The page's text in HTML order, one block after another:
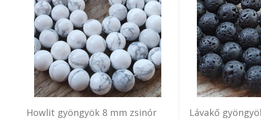
Howlit gyöngyök 8 mm zsinór Lávakő